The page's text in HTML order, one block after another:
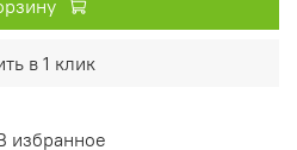
избранное
в 1 клик